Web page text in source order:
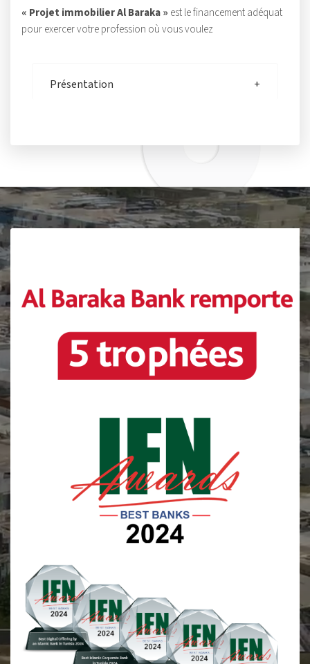
« Projet immobilier Al Baraka » est le financement adéquat
pour exercer votre profession où vous voulez
Présentation